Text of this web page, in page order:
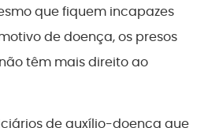
que fiquem incapazes
de doença, os presos
têm mais direito ao
de auxílio-doença que